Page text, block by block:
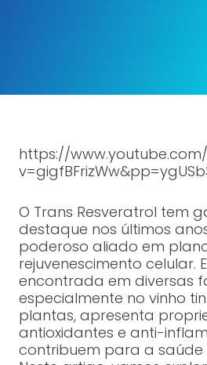
https://
O Trans Resveratrol tem
destaque nos últimos
poderoso aliado em
rejuvenescimento celular.
encontrada em diversas
especialmente no vinho
plantas, apresenta
antioxidantes e anti-
contribuem para a